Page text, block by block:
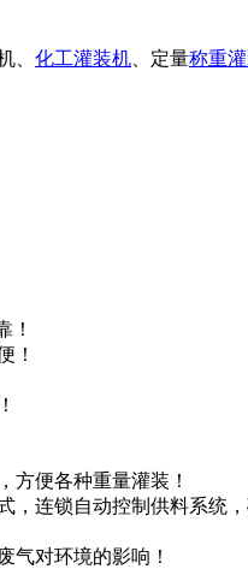
、 化工灌装机 、定量称重
！
！
方便各种重量灌装！
，连锁自动控制供料系统，
气对环境的影响！